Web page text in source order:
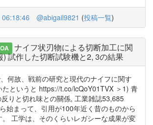
@abigail9821 (投稿一覧)
OA
ナイフ状刃物による切断加工に関
) 試作した切断試験機と2, 3の結果
何故、戦前の研究と現代のナイフに関す
たというと https://t.co/lcQoY01TVX ＞1) 青
りと切れ味との關係, 工業雑誌53,685
始まって、引用が100年近く昔のものから
工学は、そのくらいレガシーな成果が変